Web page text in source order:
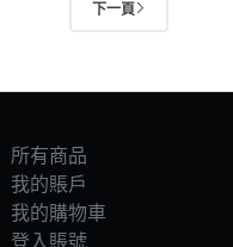
下一頁
所有商品
我的賬戶
我的購物車
登入賬號